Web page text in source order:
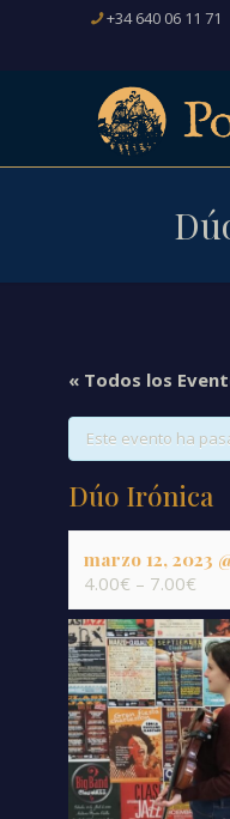
+34 640 06 11 71
« Todos los
Este evento ha
Dúo Irónica
marzo 12, 2023
4.00€ – 7.00€